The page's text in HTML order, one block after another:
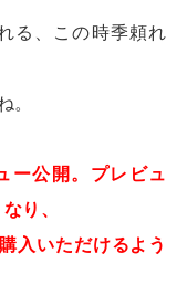
る、この時季頼れ
。
ー公開。プレビュ
り、
入いただけるよう